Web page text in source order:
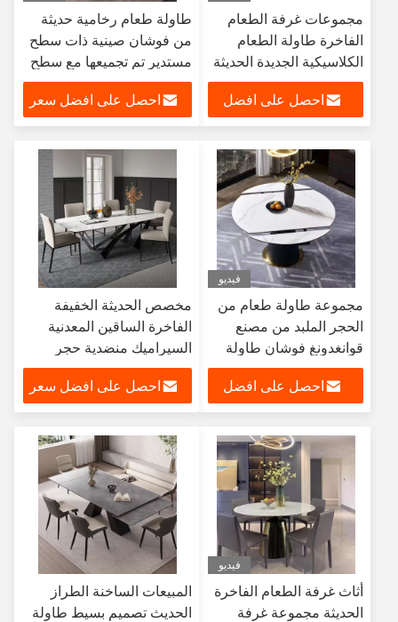
مجموعات غرفة الطعام
الفاخرة طاولة الطعام
الكلاسيكية الجديدة الحديثة
مجموعات غرفة الطعام
تصميم طاولة طعام فاخرة
وكرسي
احصل على افضل
طاولة طعام رخامية حديثة
من فوشان صينية ذات سطح
مستدير تم تجميعها مع سطح
سيراميك عالي الجودة وأرجل
حديديةاحصل على افضل سعر
فيديو
مجموعة طاولة طعام من
الحجر الملبد من مصنع
قوانغدونغ فوشان طاولة
طعام قابلة للتمديد لـ 8
كراسي بقاعدة من الفولاذ
الكربوني
احصل على افضل
مخصص الحديثة الخفيفة
الفاخرة الساقين المعدنية
السيراميك منضدية حجر
متكلس أثاث غرفة الطعام
طاولة طعام رخامية مجموعة
طاولة طعام حديثة
احصل على افضل سعر
فيديو
أثاث غرفة الطعام الفاخرة
الحديثة مجموعة غرفة
المبيعات الساخنة الطراز
الحديث تصميم بسيط طاولة